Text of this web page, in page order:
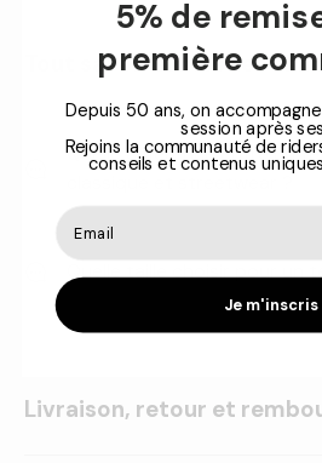
Tout savoir sur les tee
Quelle différence entre un
Quelle taille choisir pour un
Livraison, retour et
5% de
première
Depuis 50 ans, on
session après
Rejoins la communauté de
conseils et contenus
Je m'inscris